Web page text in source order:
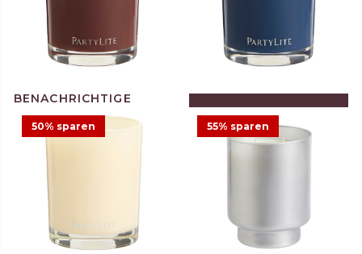
5,88 €
Angebot
Duftwachsglas Escential
12,48 €
Angebot
2
LEGEN
50% sparen 55% sparen